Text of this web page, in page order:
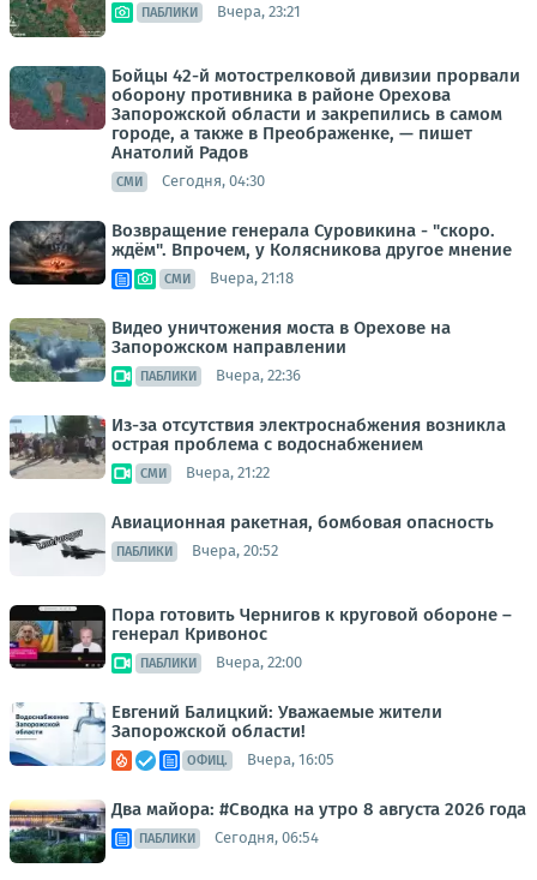
ПАБЛИКИ Вчера, 23:21
Бойцы 42-й мотострелковой дивизии прорвали
оборону противника в районе Орехова
Запорожской области и закрепились в самом
городе, а также в Преображенке, — пишет
Анатолий Радов
СМИ Сегодня, 04:30
Возвращение генерала Суровикина - "скоро.
ждём". Впрочем, у Колясникова другое мнение
СМИ Вчера, 21:18
Видео уничтожения моста в Орехове на
Запорожском направлении
ПАБЛИКИ Вчера, 22:36
Из-за отсутствия электроснабжения возникла
острая проблема с водоснабжением
СМИ Вчера, 21:22
Авиационная ракетная, бомбовая опасность
ПАБЛИКИ Вчера, 20:52
Пора готовить Чернигов к круговой обороне –
генерал Кривонос
ПАБЛИКИ Вчера, 22:00
Евгений Балицкий: Уважаемые жители
Запорожской области!
ОФИЦ. Вчера, 16:05
Два майора: #Сводка на утро 8 августа 2026 года
ПАБЛИКИ Сегодня, 06:54